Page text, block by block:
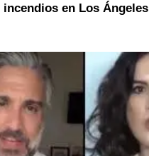
en Los Ángeles